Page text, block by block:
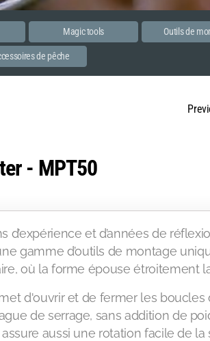
Magic tools Outils de
de pêche
- MPT50
d’expérience et d’années de
gamme d’outils de montage
où la forme épouse étroitement
d'ouvrir et de fermer les boucles
de serrage, sans addition de
aussi une rotation facile de la